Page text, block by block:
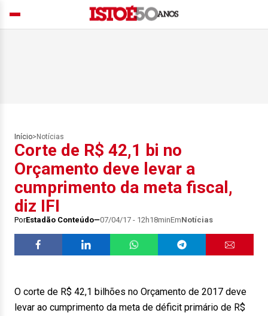
Início> Notícias
Corte de R$ 42,1 bi no
Orçamento deve levar a
cumprimento da meta fiscal,
diz IFI
PorEstadão Conteúdo 07/04/17 - 12h18minEmNotícias
O corte de R$ 42,1 bilhões no Orçamento de 2017 deve
levar ao cumprimento da meta de déficit primário de R$